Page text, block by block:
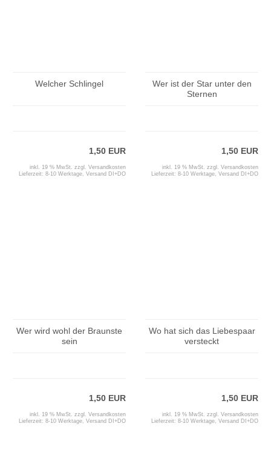
Welcher Schlingel
1,50 EUR
inkl. 19 % MwSt. zzgl. Versandkosten
Lieferzeit: 8-10 Werktage, Versand DI+DO
Wer ist der Star unter den
Sternen
1,50 EUR
inkl. 19 % MwSt. zzgl. Versandkosten
Lieferzeit: 8-10 Werktage, Versand DI+DO
Wer wird wohl der Braunste
sein
1,50 EUR
inkl. 19 % MwSt. zzgl. Versandkosten
Lieferzeit: 8-10 Werktage, Versand DI+DO
Wo hat sich das Liebespaar
versteckt
1,50 EUR
inkl. 19 % MwSt. zzgl. Versandkosten
Lieferzeit: 8-10 Werktage, Versand DI+DO